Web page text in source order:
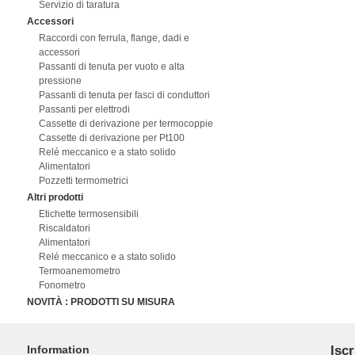
Servizio di taratura
Accessori
Raccordi con ferrula, flange, dadi e
accessori
Passanti di tenuta per vuoto e alta
pressione
Passanti di tenuta per fasci di conduttori
Passanti per elettrodi
Cassette di derivazione per termocoppie
Cassette di derivazione per Pt100
Relé meccanico e a stato solido
Alimentatori
Pozzetti termometrici
Altri prodotti
Etichette termosensibili
Riscaldatori
Alimentatori
Relé meccanico e a stato solido
Termoanemometro
Fonometro
NOVITÀ : PRODOTTI SU MISURA
Information